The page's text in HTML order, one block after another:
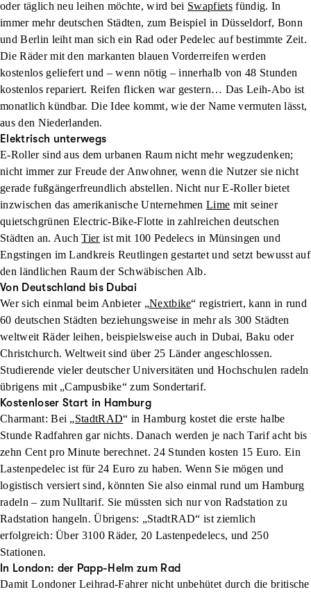
oder täglich neu leihen möchte, wird bei Swapfiets fündig. In
immer mehr deutschen Städten, zum Beispiel in Düsseldorf, Bonn
und Berlin leiht man sich ein Rad oder Pedelec auf bestimmte Zeit.
Die Räder mit den markanten blauen Vorderreifen werden
kostenlos geliefert und – wenn nötig – innerhalb von 48 Stunden
kostenlos repariert. Reifen flicken war gestern… Das Leih-Abo ist
monatlich kündbar. Die Idee kommt, wie der Name vermuten lässt,
aus den Niederlanden.
Elektrisch unterwegs
E-Roller sind aus dem urbanen Raum nicht mehr wegzudenken;
nicht immer zur Freude der Anwohner, wenn die Nutzer sie nicht
gerade fußgängerfreundlich abstellen. Nicht nur E-Roller bietet
inzwischen das amerikanische UnternehmenLime mit seiner
quietschgrünen Electric-Bike-Flotte in zahlreichen deutschen
Städten an. AuchTierist mit 100 Pedelecs in Münsingen und
Engstingen im Landkreis Reutlingen gestartet und setzt bewusst auf
den ländlichen Raum der Schwäbischen Alb.
Von Deutschland bis Dubai
Wer sich einmal beim Anbieter „Nextbike“ registriert, kann in rund
60 deutschen Städten beziehungsweise in mehr als 300 Städten
weltweit Räder leihen, beispielsweise auch in Dubai, Baku oder
Christchurch. Weltweit sind über 25 Länder angeschlossen.
Studierende vieler deutscher Universitäten und Hochschulen radeln
übrigens mit „Campusbike“ zum Sondertarif.
Kostenloser Start in Hamburg
Charmant: Bei „StadtRAD“ in Hamburg kostet die erste halbe
Stunde Radfahren gar nichts. Danach werden je nach Tarif acht bis
zehn Cent pro Minute berechnet. 24 Stunden kosten 15 Euro. Ein
Lastenpedelec ist für 24 Euro zu haben. Wenn Sie mögen und
logistisch versiert sind, könnten Sie also einmal rund um Hamburg
radeln – zum Nulltarif. Sie müssten sich nur von Radstation zu
Radstation hangeln. Übrigens: „StadtRAD“ ist ziemlich
erfolgreich: Über 3100 Räder, 20 Lastenpedelecs, und 250
Stationen.
In London: der Papp-Helm zum Rad
Damit Londoner Leihrad-Fahrer nicht unbehütet durch die britische